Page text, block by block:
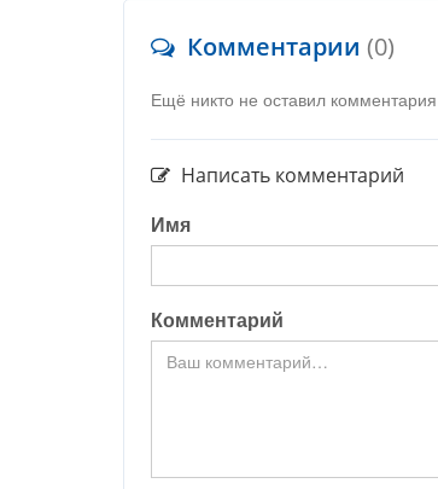
Комментарии (0)
Ещё никто не оставил
Написать комментарий
Имя
Комментарий